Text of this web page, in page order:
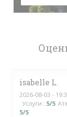
isabelle L
2026-08-03 -
Услуги : 5/5
5/5